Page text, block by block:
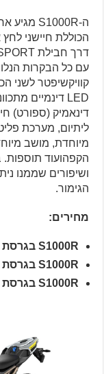
הקפהועוד תוספות.
ושיפורים שממנו
הגימור.
מחירים:
S1000R בגרסת PURE – מחיר 114,000 ש"ח
S1000R בגרסת SPORT – מחיר 124,000 ש"ח
S1000R בגרסת M-SPORT – מחיר 144,000 ש"ח